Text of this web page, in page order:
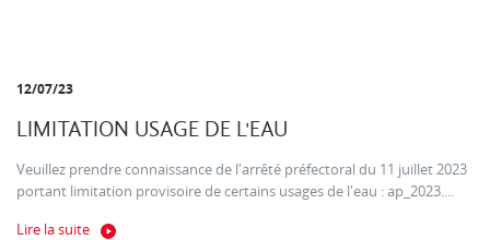
12/07/23
LIMITATION USAGE DE L'EAU
Veuillez prendre connaissance de l'arrêté préfectoral du 11 juillet 2023
portant limitation provisoire de certains usages de l'eau : ap_2023....
Lire la suite